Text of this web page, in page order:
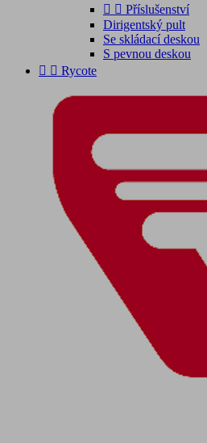
  Příslušenství
Dirigentský pult
Se skládací deskou
S pevnou deskou
  Rycote